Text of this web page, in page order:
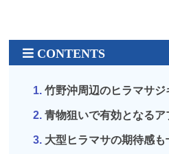
竹野沖周辺のヒラマサジ
青物狙いで有効となるア
大型ヒラマサの期待感も